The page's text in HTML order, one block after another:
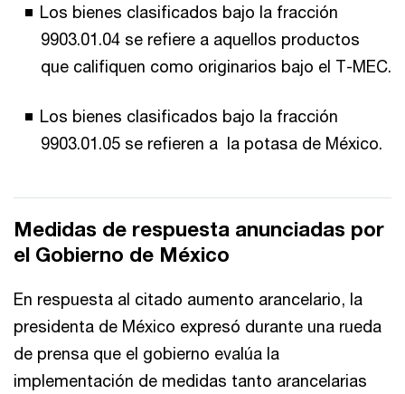
Los bienes clasificados bajo la fracción
9903.01.04 se refiere a aquellos productos
que califiquen como originarios bajo el T-MEC.
Los bienes clasificados bajo la fracción
9903.01.05 se refieren a la potasa de México.
Medidas de respuesta anunciadas por
el Gobierno de México
En respuesta al citado aumento arancelario, la
presidenta de México expresó durante una rueda
de prensa que el gobierno evalúa la
implementación de medidas tanto arancelarias